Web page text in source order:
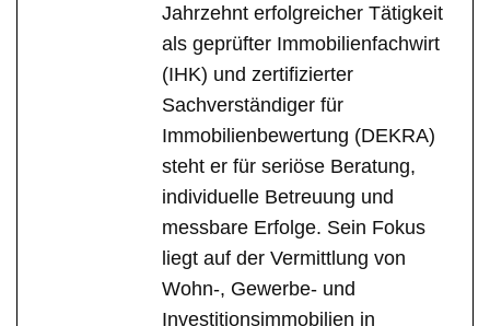
Jahrzehnt erfolgreicher Tätigkeit
als geprüfter Immobilienfachwirt
(IHK) und zertifizierter
Sachverständiger für
Immobilienbewertung (DEKRA)
steht er für seriöse Beratung,
individuelle Betreuung und
messbare Erfolge. Sein Fokus
liegt auf der Vermittlung von
Wohn-, Gewerbe- und
Investitionsimmobilien in